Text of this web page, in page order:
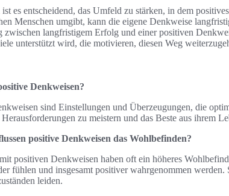
es entscheidend, das Umfeld zu stärken, in dem
Menschen umgibt, kann die eigene Denkweise
zwischen langfristigem Erfolg und einer positiven
unterstützt wird, die motivieren, diesen Weg
Denkweisen?
sind Einstellungen und Überzeugungen, die
zu meistern und das Beste aus ihrem
positive Denkweisen das Wohlbefinden?
positiven Denkweisen haben oft ein höheres
fühlen und insgesamt positiver wahrgenommen
leiden.